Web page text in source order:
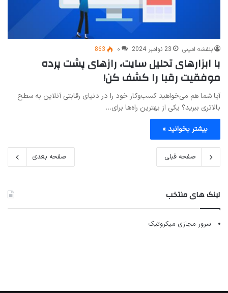
بنفشه امینی 23 نوامبر 2024 ۰ 863
با ابزارهای تحلیل سایت، رازهای پشت پرده
موفقیت رقبا را کشف کن!
آیا شما هم می‌خواهید کسب‌وکار خود را در دنیای رقابتی آنلاین به سطح
بالاتری ببرید؟ یکی از بهترین راه‌ها برای…
بیشتر بخوانید »
صفحه قبلی صفحه بعدی
لینک های منتخب
سرور مجازی میکروتیک